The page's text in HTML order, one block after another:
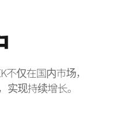
仅在国内市场，
现持续增长。